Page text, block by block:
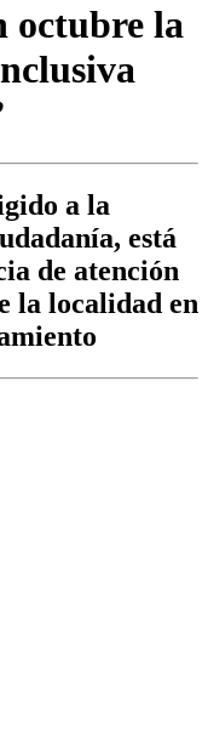
octubre la
a la
está
de atención
la localidad en